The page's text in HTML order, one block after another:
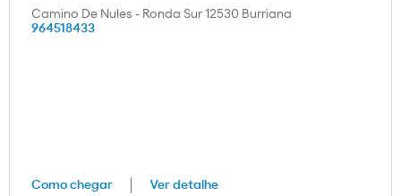
Camino De Nules - Ronda Sur 12530 Burriana
964518433
Como chegar Ver detalhe